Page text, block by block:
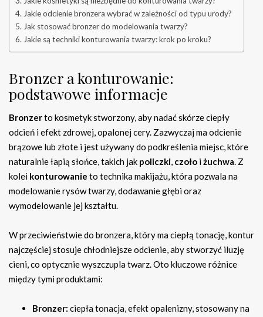
Jakie odcienie bronzera wybrać w zależności od typu urody?
Jak stosować bronzer do modelowania twarzy?
Jakie są techniki konturowania twarzy: krok po kroku?
Bronzer a konturowanie:
podstawowe informacje
Bronzerto kosmetyk stworzony, aby nadać skórze ciepły
odcień i efekt zdrowej, opalonej cery. Zazwyczaj ma odcienie
brązowe lub złote i jest używany do podkreślenia miejsc, które
naturalnie łapią słońce, takich jak policzki, czoło iżuchwa. Z
kolei konturowanie to technika makijażu, która pozwala na
modelowanie rysów twarzy, dodawanie głębi oraz
wymodelowanie jej kształtu.
W przeciwieństwie do bronzera, który ma ciepłą tonację, kontur
najczęściej stosuje chłodniejsze odcienie, aby stworzyć iluzję
cieni, co optycznie wyszczupla twarz. Oto kluczowe różnice
między tymi produktami:
Bronzer: ciepła tonacja, efekt opalenizny, stosowany na